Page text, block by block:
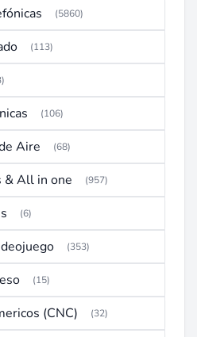
(5860)
(113)
(106)
Aire (68)
& All in one (957)
(6)
(353)
(15)
(CNC) (32)